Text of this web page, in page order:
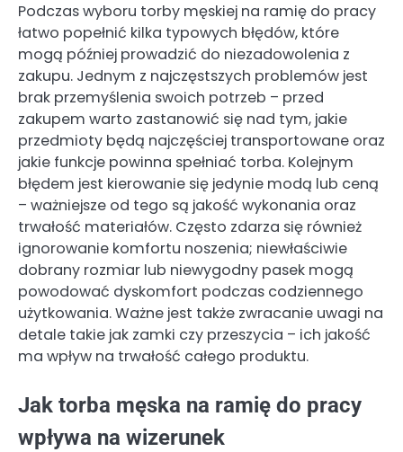
Podczas wyboru torby męskiej na ramię do pracy
łatwo popełnić kilka typowych błędów, które
mogą później prowadzić do niezadowolenia z
zakupu. Jednym z najczęstszych problemów jest
brak przemyślenia swoich potrzeb – przed
zakupem warto zastanowić się nad tym, jakie
przedmioty będą najczęściej transportowane oraz
jakie funkcje powinna spełniać torba. Kolejnym
błędem jest kierowanie się jedynie modą lub ceną
– ważniejsze od tego są jakość wykonania oraz
trwałość materiałów. Często zdarza się również
ignorowanie komfortu noszenia; niewłaściwie
dobrany rozmiar lub niewygodny pasek mogą
powodować dyskomfort podczas codziennego
użytkowania. Ważne jest także zwracanie uwagi na
detale takie jak zamki czy przeszycia – ich jakość
ma wpływ na trwałość całego produktu.
Jak torba męska na ramię do pracy
wpływa na wizerunek